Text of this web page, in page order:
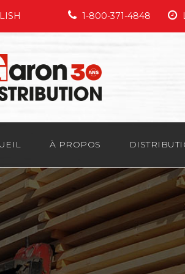
1-800-371-4848
À PROPOS